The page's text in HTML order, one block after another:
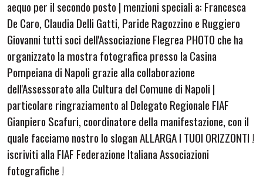
aequo per il secondo posto | menzioni speciali a: Francesca
De Caro, Claudia Delli Gatti, Paride Ragozzino e Ruggiero
Giovanni tutti soci dell'Associazione Flegrea PHOTO che ha
organizzato la mostra fotografica presso la Casina
Pompeiana di Napoli grazie alla collaborazione
dell'Assessorato alla Cultura del Comune di Napoli |
particolare ringraziamento al Delegato Regionale FIAF
Gianpiero Scafuri, coordinatore della manifestazione, con il
quale facciamo nostro lo slogan ALLARGA I TUOI ORIZZONTI !
iscriviti alla FIAF Federazione Italiana Associazioni
fotografiche !